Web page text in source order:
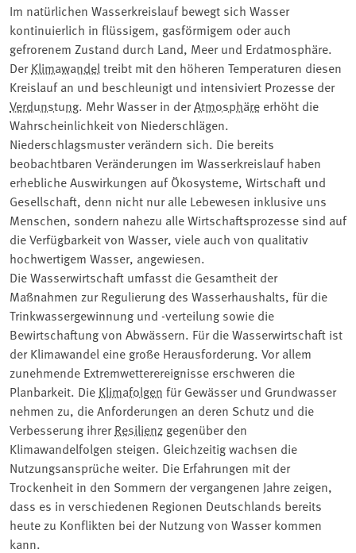
Im natürlichen Wasserkreislauf bewegt sich Wasser
kontinuierlich in flüssigem, gasförmigem oder auch
gefrorenem Zustand durch Land, Meer und Erdatmosphäre.
DerKlimawandel treibt mit den höheren Temperaturen diesen
Kreislauf an und beschleunigt und intensiviert Prozesse der
Verdunstung. Mehr Wasser in derAtmosphäre erhöht die
Wahrscheinlichkeit von Niederschlägen.
Niederschlagsmuster verändern sich. Die bereits
beobachtbaren Veränderungen im Wasserkreislauf haben
erhebliche Auswirkungen auf Ökosysteme, Wirtschaft und
Gesellschaft, denn nicht nur alle Lebewesen inklusive uns
Menschen, sondern nahezu alle Wirtschaftsprozesse sind auf
die Verfügbarkeit von Wasser, viele auch von qualitativ
hochwertigem Wasser, angewiesen.
Die Wasserwirtschaft umfasst die Gesamtheit der
Maßnahmen zur Regulierung des Wasserhaushalts, für die
Trinkwassergewinnung und -verteilung sowie die
Bewirtschaftung von Abwässern. Für die Wasserwirtschaft ist
der Klimawandel eine große Herausforderung. Vor allem
zunehmende Extremwetterereignisse erschweren die
Planbarkeit. Die Klimafolgen für Gewässer und Grundwasser
nehmen zu, die Anforderungen an deren Schutz und die
Verbesserung ihrerResilienz gegenüber den
Klimawandelfolgen steigen. Gleichzeitig wachsen die
Nutzungsansprüche weiter. Die Erfahrungen mit der
Trockenheit in den Sommern der vergangenen Jahre zeigen,
dass es in verschiedenen Regionen Deutschlands bereits
heute zu Konflikten bei der Nutzung von Wasser kommen
kann.